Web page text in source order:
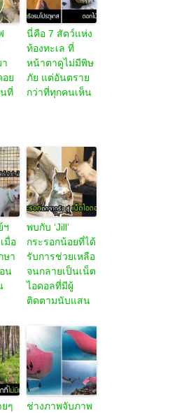
อย
ที่
นี่คือ 7 สัตว์แห่ง
ท้องทะเล ที่
หน้าตาดูไม่มีพิษ
ภัย แต่อันตราย
กว่าที่ทุกคนเห็น
ฯ
มื่อ
ษา
น
พบกับ ‘Jill’
กระรอกน้อยที่ได้
รับการช่วยเหลือ
จนกลายเป็นเน็ต
ไอดอลที่มีผู้
ติดตามนับแสน
ๆ
ช่างภาพจับภาพ